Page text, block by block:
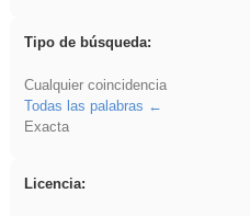
Tipo de búsqueda:
Cualquier coincidencia
Todas las palabras
Exacta
Licencia: